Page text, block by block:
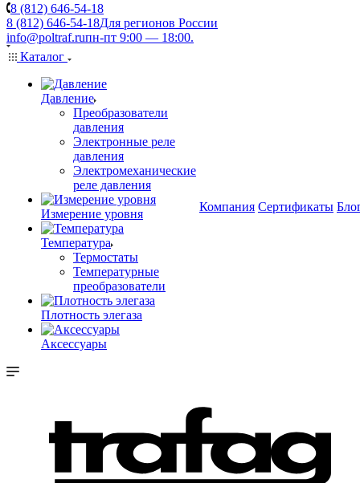
8 (812) 646-54-18
8 (812) 646-54-18Для регионов России
info@poltraf.ruпн-пт 9:00 — 18:00.
Каталог
Давление
Преобразователи
давления
Электронные реле
давления
Электромеханические
реле давления
Измерение уровня
Температура
Термостаты
Температурные
преобразователи
Плотность элегаза
Аксессуары
Компания Сертификаты